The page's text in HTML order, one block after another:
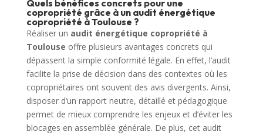
Quels bénéfices concrets pour une
copropriété grâce à un audit énergétique
copropriété à Toulouse ?
Réaliser un audit énergétique copropriété à
Toulouse offre plusieurs avantages concrets qui
dépassent la simple conformité légale. En effet, l’audit
facilite la prise de décision dans des contextes où les
copropriétaires ont souvent des avis divergents. Ainsi,
disposer d’un rapport neutre, détaillé et pédagogique
permet de mieux comprendre les enjeux et d’éviter les
blocages en assemblée générale. De plus, cet audit